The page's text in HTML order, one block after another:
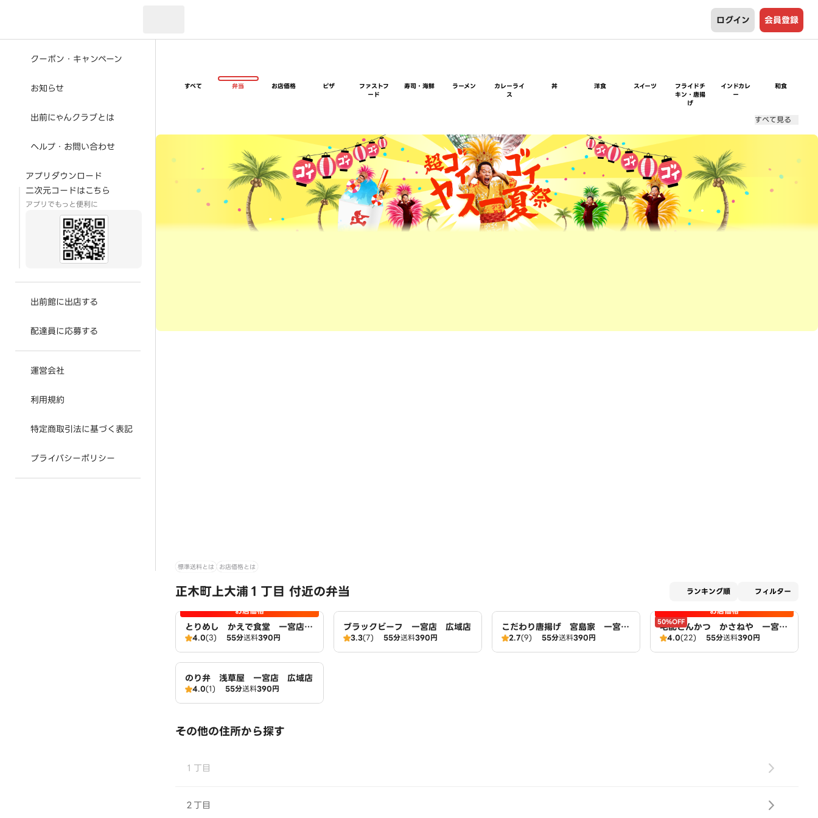
ログイン 会員登録
クーポン・キャンペーン
お知らせ
出前にゃんクラブとは
ヘルプ・お問い合わせ
アプリダウンロード
二次元コードはこちら
アプリでもっと便利に
出前館に出店する
配達員に応募する
運営会社
利用規約
特定商取引法に基づく表記
プライバシーポリシー
すべて 弁当 お店価格 ピザ
ファストフ
ード
寿司・海鮮 ラーメン
カレーライ
ス
丼 洋食 スイーツ
フライドチ
キン・唐揚
げ
インドカレ
ー
和食
すべて見る
超ゴイゴイヤスー夏祭
標準送料とは お店価格とは
正木町上大浦１丁目 付近の弁当 ランキング順 フィルター
お店価格
とりめし かえで食堂 一宮店
広域店
4.0(3) 55分送料390円
ブラックビーフ 一宮店 広域店
3.3(7) 55分送料390円
こだわり唐揚げ 宮島家 一宮
店 広域店
2.7(9) 55分送料390円
50%OFF
お店価格
宅配とんかつ かさねや 一宮
店 広域店
4.0(22) 55分送料390円
のり弁 浅草屋 一宮店 広域店
4.0(1) 55分送料390円
その他の住所から探す
１丁目
２丁目